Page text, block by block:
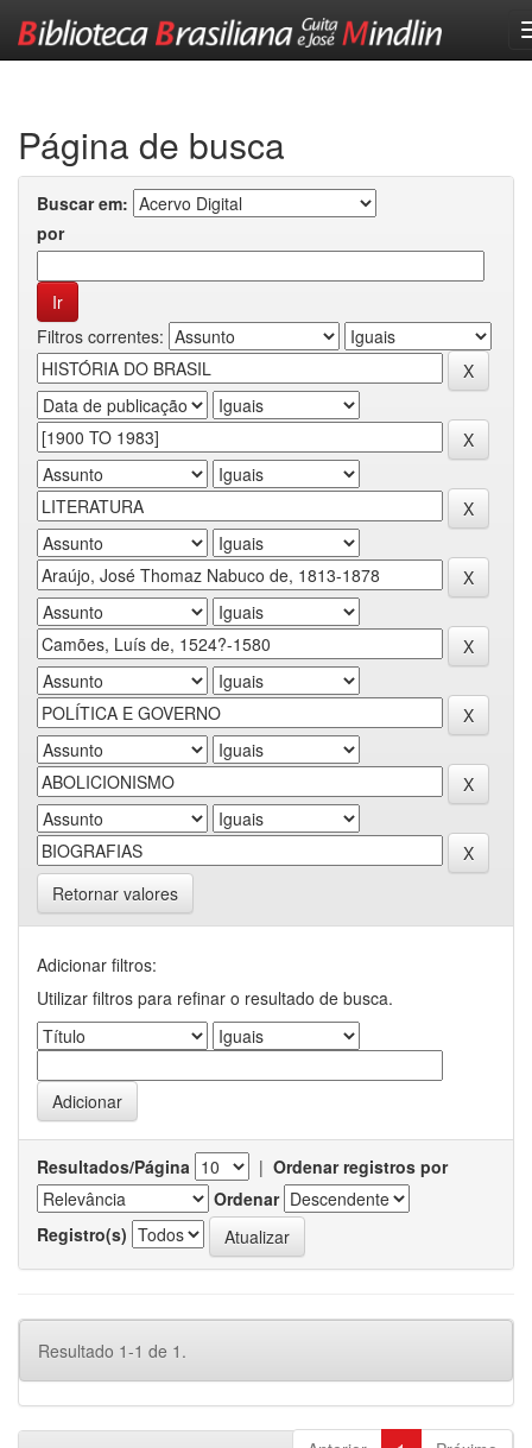
Página de busca
Buscar em:
por
Filtros correntes:
Retornar valores
Adicionar filtros:
Utilizar filtros para refinar o resultado de busca.
Resultados/Página | Ordenar registros por
Ordenar
Registro(s)
Resultado 1-1 de 1.